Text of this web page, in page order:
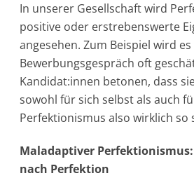
In unserer Gesellschaft wird
positive oder erstrebenswerte
angesehen. Zum Beispiel wird
Bewerbungsgespräch oft
Kandidat:innen betonen, dass
sowohl für sich selbst als auch
Perfektionismus also wirklich so
Maladaptiver
nach Perfektion